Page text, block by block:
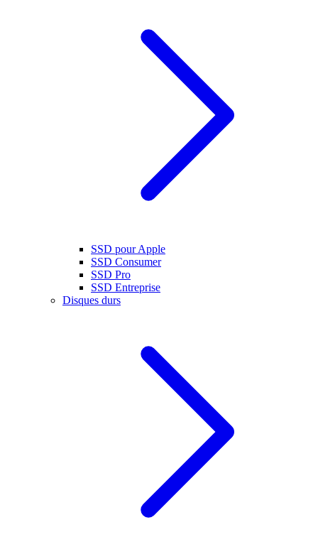
SSD pour Apple
SSD Consumer
SSD Pro
SSD Entreprise
Disques durs